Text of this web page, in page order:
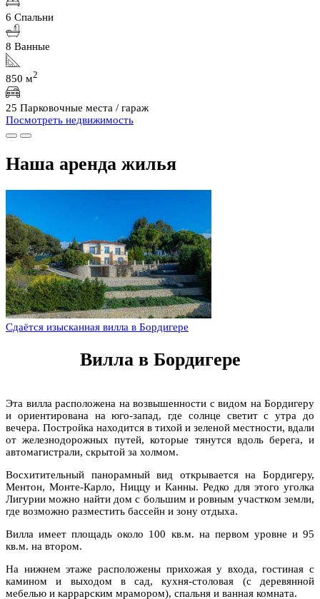
6 Спальни
8 Ванные
850 м2
25 Парковочные места / гараж
Посмотреть недвижимость
Наша аренда жилья
Сдаётся изысканная вилла в Бордигере
Вилла в Бордигере
Эта вилла расположена на возвышенности с видом на Бордигеру
и ориентирована на юго-запад, где солнце светит с утра до
вечера. Постройка находится в тихой и зеленой местности, вдали
от железнодорожных путей, которые тянутся вдоль берега, и
автомагистрали, скрытой за холмом.
Восхитительный панорамный вид открывается на Бордигеру,
Ментон, Монте-Карло, Ниццу и Канны. Редко для этого уголка
Лигурии можно найти дом с большим и ровным участком земли,
где возможно разместить бассейн и зону отдыха.
Вилла имеет площадь около 100 кв.м. на первом уровне и 95
кв.м. на втором.
На нижнем этаже расположены прихожая у входа, гостиная с
камином и выходом в сад, кухня-столовая (с деревянной
мебелью и каррарским мрамором), спальня и ванная комната.